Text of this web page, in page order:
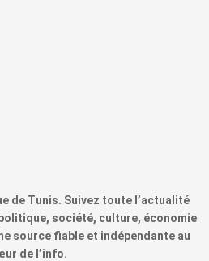
de Tunis. Suivez toute l’actualité
société, culture, économie
source fiable et indépendante au
de l’info.